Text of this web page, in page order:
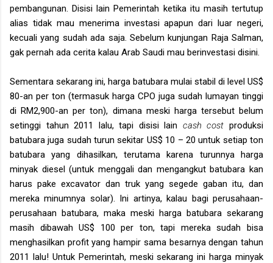
pembangunan. Disisi lain Pemerintah ketika itu masih tertutup
alias tidak mau menerima investasi apapun dari luar negeri,
kecuali yang sudah ada saja. Sebelum kunjungan Raja Salman,
gak pernah ada cerita kalau Arab Saudi mau berinvestasi disini.
Sementara sekarang ini, harga batubara mulai stabil di level US$
80-an per ton (termasuk harga CPO juga sudah lumayan tinggi
di RM2,900-an per ton), dimana meski harga tersebut belum
setinggi tahun 2011 lalu, tapi disisi lain cash costproduksi
batubara juga sudah turun sekitar US$ 10 – 20 untuk setiap ton
batubara yang dihasilkan, terutama karena turunnya harga
minyak diesel (untuk menggali dan mengangkut batubara kan
harus pake excavator dan truk yang segede gaban itu, dan
mereka minumnya solar). Ini artinya, kalau bagi perusahaan-
perusahaan batubara, maka meski harga batubara sekarang
masih dibawah US$ 100 per ton, tapi mereka sudah bisa
menghasilkan profit yang hampir sama besarnya dengan tahun
2011 lalu! Untuk Pemerintah, meski sekarang ini harga minyak